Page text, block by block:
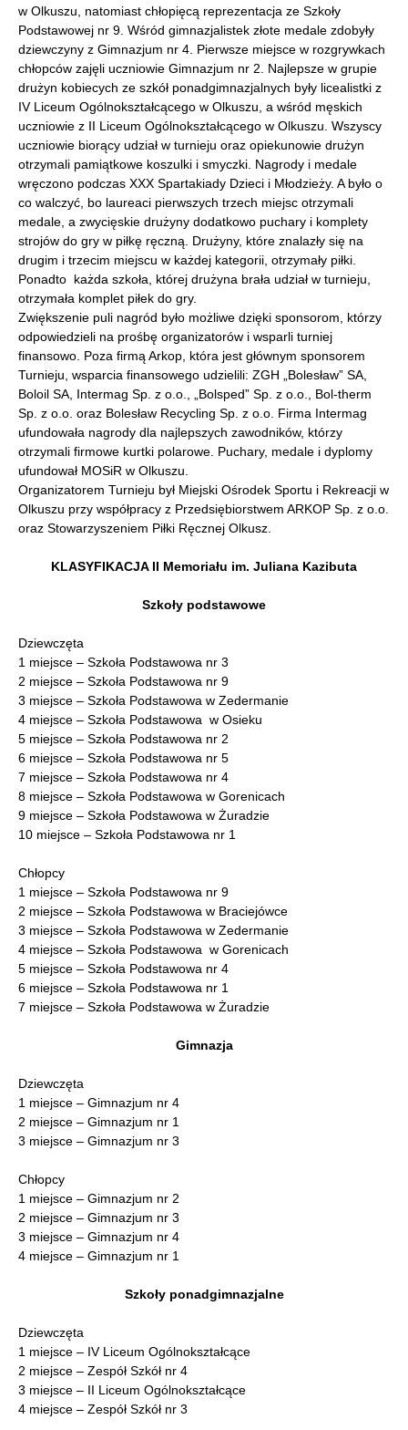
w Olkuszu, natomiast chłopięcą reprezentacja ze Szkoły
Podstawowej nr 9. Wśród gimnazjalistek złote medale zdobyły
dziewczyny z Gimnazjum nr 4. Pierwsze miejsce w rozgrywkach
chłopców zajęli uczniowie Gimnazjum nr 2. Najlepsze w grupie
drużyn kobiecych ze szkół ponadgimnazjalnych były licealistki z
IV Liceum Ogólnokształcącego w Olkuszu, a wśród męskich
uczniowie z II Liceum Ogólnokształcącego w Olkuszu. Wszyscy
uczniowie biorący udział w turnieju oraz opiekunowie drużyn
otrzymali pamiątkowe koszulki i smyczki. Nagrody i medale
wręczono podczas XXX Spartakiady Dzieci i Młodzieży. A było o
co walczyć, bo laureaci pierwszych trzech miejsc otrzymali
medale, a zwycięskie drużyny dodatkowo puchary i komplety
strojów do gry w piłkę ręczną. Drużyny, które znalazły się na
drugim i trzecim miejscu w każdej kategorii, otrzymały piłki.
Ponadto każda szkoła, której drużyna brała udział w turnieju,
otrzymała komplet piłek do gry.
Zwiększenie puli nagród było możliwe dzięki sponsorom, którzy
odpowiedzieli na prośbę organizatorów i wsparli turniej
finansowo. Poza firmą Arkop, która jest głównym sponsorem
Turnieju, wsparcia finansowego udzielili: ZGH „Bolesław” SA,
Boloil SA, Intermag Sp. z o.o., „Bolsped” Sp. z o.o., Bol-therm
Sp. z o.o. oraz Bolesław Recycling Sp. z o.o. Firma Intermag
ufundowała nagrody dla najlepszych zawodników, którzy
otrzymali firmowe kurtki polarowe. Puchary, medale i dyplomy
ufundował MOSiR w Olkuszu.
Organizatorem Turnieju był Miejski Ośrodek Sportu i Rekreacji w
Olkuszu przy współpracy z Przedsiębiorstwem ARKOP Sp. z o.o.
oraz Stowarzyszeniem Piłki Ręcznej Olkusz.
KLASYFIKACJA II Memoriału im. Juliana Kazibuta
Szkoły podstawowe
Dziewczęta
1 miejsce – Szkoła Podstawowa nr 3
2 miejsce – Szkoła Podstawowa nr 9
3 miejsce – Szkoła Podstawowa w Zedermanie
4 miejsce – Szkoła Podstawowa w Osieku
5 miejsce – Szkoła Podstawowa nr 2
6 miejsce – Szkoła Podstawowa nr 5
7 miejsce – Szkoła Podstawowa nr 4
8 miejsce – Szkoła Podstawowa w Gorenicach
9 miejsce – Szkoła Podstawowa w Żuradzie
10 miejsce – Szkoła Podstawowa nr 1
Chłopcy
1 miejsce – Szkoła Podstawowa nr 9
2 miejsce – Szkoła Podstawowa w Braciejówce
3 miejsce – Szkoła Podstawowa w Zedermanie
4 miejsce – Szkoła Podstawowa w Gorenicach
5 miejsce – Szkoła Podstawowa nr 4
6 miejsce – Szkoła Podstawowa nr 1
7 miejsce – Szkoła Podstawowa w Żuradzie
Gimnazja
Dziewczęta
1 miejsce – Gimnazjum nr 4
2 miejsce – Gimnazjum nr 1
3 miejsce – Gimnazjum nr 3
Chłopcy
1 miejsce – Gimnazjum nr 2
2 miejsce – Gimnazjum nr 3
3 miejsce – Gimnazjum nr 4
4 miejsce – Gimnazjum nr 1
Szkoły ponadgimnazjalne
Dziewczęta
1 miejsce – IV Liceum Ogólnokształcące
2 miejsce – Zespół Szkół nr 4
3 miejsce – II Liceum Ogólnokształcące
4 miejsce – Zespół Szkół nr 3